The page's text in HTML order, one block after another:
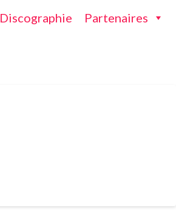
Discographie Partenaires